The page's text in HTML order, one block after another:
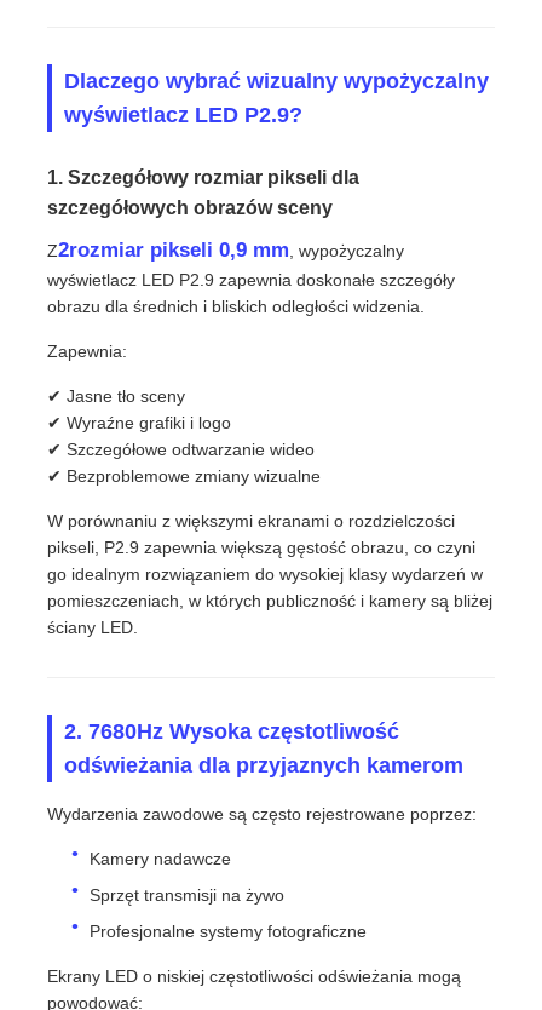
Dlaczego wybrać wizualny wypożyczalny
wyświetlacz LED P2.9?
1. Szczegółowy rozmiar pikseli dla
szczegółowych obrazów sceny
Z2rozmiar pikseli 0,9 mm, wypożyczalny
wyświetlacz LED P2.9 zapewnia doskonałe szczegóły
obrazu dla średnich i bliskich odległości widzenia.
Zapewnia:
✔ Jasne tło sceny
✔ Wyraźne grafiki i logo
✔ Szczegółowe odtwarzanie wideo
✔ Bezproblemowe zmiany wizualne
W porównaniu z większymi ekranami o rozdzielczości
pikseli, P2.9 zapewnia większą gęstość obrazu, co czyni
go idealnym rozwiązaniem do wysokiej klasy wydarzeń w
pomieszczeniach, w których publiczność i kamery są bliżej
ściany LED.
2. 7680Hz Wysoka częstotliwość
odświeżania dla przyjaznych kamerom
Wydarzenia zawodowe są często rejestrowane poprzez:
Kamery nadawcze
Sprzęt transmisji na żywo
Profesjonalne systemy fotograficzne
Ekrany LED o niskiej częstotliwości odświeżania mogą
powodować: